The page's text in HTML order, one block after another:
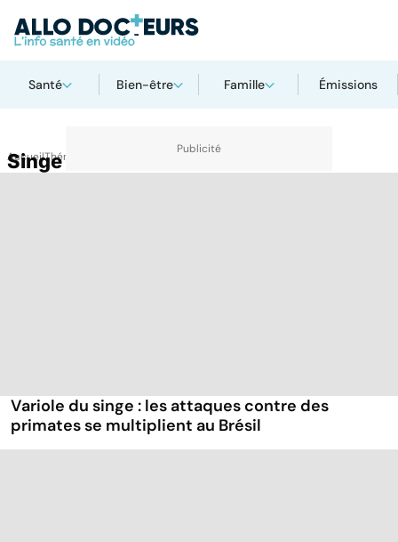
Santé Bien-être Famille Émissions
AccueilThématiques
Singe
Variole du singe : les attaques contre des
primates se multiplient au Brésil